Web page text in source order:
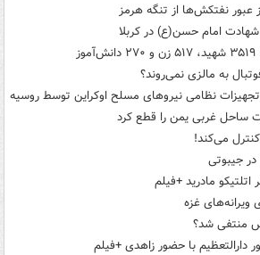
نفتکش‌ها از تنگه هرمز
امام حسن(ع) در کربلا
به مالزی نمی‌روند؟
نظامی نیروهای مسلح اوکراین توسط روسیه
ساحل غربی یمن را قطع کرد
می‌کند!
مادرید +فیلم
ویرانه‌های غزه
منتفی شد؟
با حضور زاهدی +فیلم